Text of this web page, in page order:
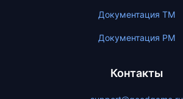
Документация ТМ
Документация PM
Контакты